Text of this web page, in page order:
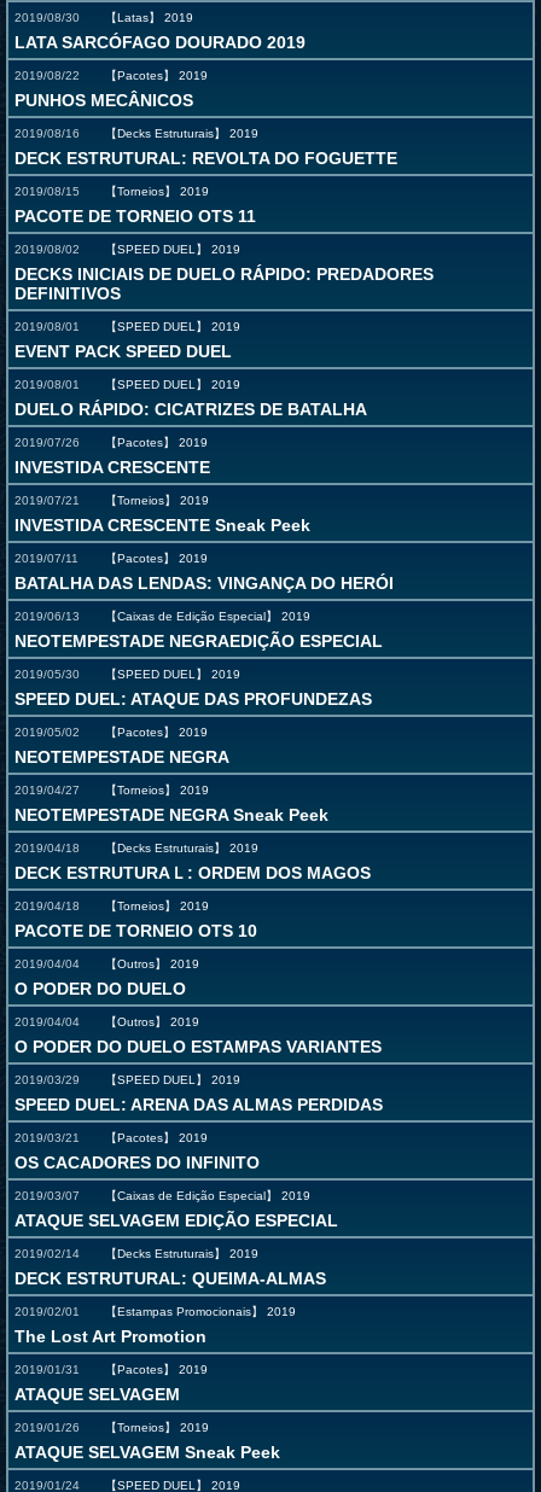
2019/08/30 【Latas】 2019
LATA SARCÓFAGO DOURADO 2019
2019/08/22 【Pacotes】 2019
PUNHOS MECÂNICOS
2019/08/16 【Decks Estruturais】 2019
DECK ESTRUTURAL: REVOLTA DO FOGUETTE
2019/08/15 【Torneios】 2019
PACOTE DE TORNEIO OTS 11
2019/08/02 【SPEED DUEL】 2019
DECKS INICIAIS DE DUELO RÁPIDO: PREDADORES
DEFINITIVOS
2019/08/01 【SPEED DUEL】 2019
EVENT PACK SPEED DUEL
2019/08/01 【SPEED DUEL】 2019
DUELO RÁPIDO: CICATRIZES DE BATALHA
2019/07/26 【Pacotes】 2019
INVESTIDA CRESCENTE
2019/07/21 【Torneios】 2019
INVESTIDA CRESCENTE Sneak Peek
2019/07/11 【Pacotes】 2019
BATALHA DAS LENDAS: VINGANÇA DO HERÓI
2019/06/13 【Caixas de Edição Especial】 2019
NEOTEMPESTADE NEGRAEDIÇÃO ESPECIAL
2019/05/30 【SPEED DUEL】 2019
SPEED DUEL: ATAQUE DAS PROFUNDEZAS
2019/05/02 【Pacotes】 2019
NEOTEMPESTADE NEGRA
2019/04/27 【Torneios】 2019
NEOTEMPESTADE NEGRA Sneak Peek
2019/04/18 【Decks Estruturais】 2019
DECK ESTRUTURAＬ: ORDEM DOS MAGOS
2019/04/18 【Torneios】 2019
PACOTE DE TORNEIO OTS 10
2019/04/04 【Outros】 2019
O PODER DO DUELO
2019/04/04 【Outros】 2019
O PODER DO DUELO ESTAMPAS VARIANTES
2019/03/29 【SPEED DUEL】 2019
SPEED DUEL: ARENA DAS ALMAS PERDIDAS
2019/03/21 【Pacotes】 2019
OS CACADORES DO INFINITO
2019/03/07 【Caixas de Edição Especial】 2019
ATAQUE SELVAGEM EDIÇÃO ESPECIAL
2019/02/14 【Decks Estruturais】 2019
DECK ESTRUTURAL: QUEIMA-ALMAS
2019/02/01 【Estampas Promocionais】 2019
The Lost Art Promotion
2019/01/31 【Pacotes】 2019
ATAQUE SELVAGEM
2019/01/26 【Torneios】 2019
ATAQUE SELVAGEM Sneak Peek
2019/01/24 【SPEED DUEL】 2019